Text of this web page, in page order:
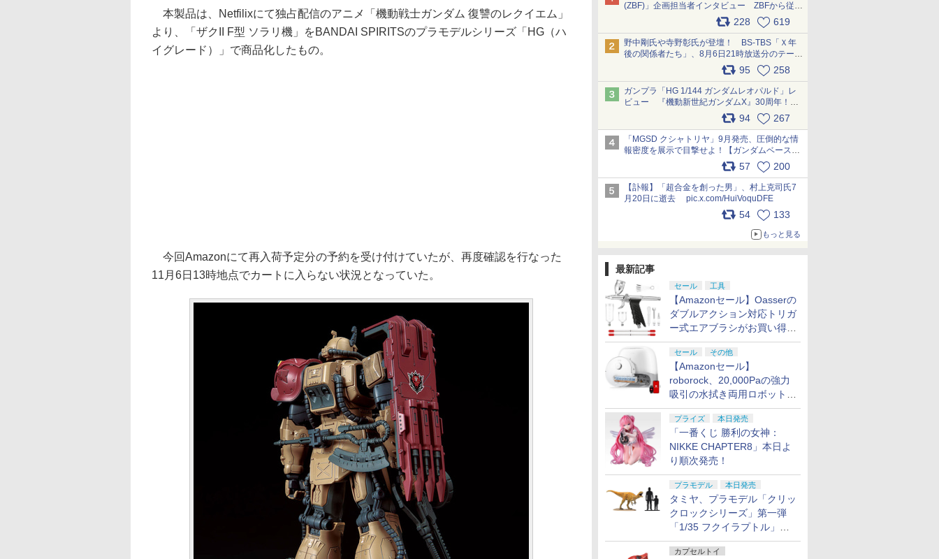
(ZBF)」企画担当者インタビュー ZBFから従来
デザインまで再現可能なボリューム満点のキッ
ト pic.x.com/6zOqQAQKkX
228 619
野中剛氏や寺野彰氏が登壇！ BS-TBS「Ｘ年
後の関係者たち」、8月6日21時放送分のテーマ
は「超合金」！ pic.x.com/uWyt1uyuFm
95 258
ガンプラ「HG 1/144 ガンダムレオパルド」レ
ビュー 『機動新世紀ガンダムX』30周年！イ
ンナーアームガトリングの変形機構まで再現し
最新フォーマットでキット化！
pic.x.com/nszPIDTpbg
94 267
「MGSD クシャトリヤ」9月発売、圧倒的な情
報密度を展示で目撃せよ！【ガンダムベース撮
り下ろし】 pic.x.com/3rPjsfk7qZ
57 200
【訃報】「超合金を創った男」、村上克司氏7
月20日に逝去 pic.x.com/HuiVoquDFE
54 133
もっと見る
最新記事
セール 工具
【Amazonセール】Oasserの
ダブルアクション対応トリガ
ー式エアブラシがお買い得価
格で登場！
セール その他
【Amazonセール】
roborock、20,000Paの強力
吸引の水拭き両用ロボット掃
除機「Qrevo Curv 2 Flow」
がお買い得！
プライズ 本日発売
「一番くじ 勝利の女神：
NIKKE CHAPTER8」本日よ
り順次発売！
プラモデル 本日発売
タミヤ、プラモデル「クリッ
クロックシリーズ」第一弾
「1/35 フクイラプトル」本
日発売！
カプセルトイ
本製品は、Netfilixにて独占配信のアニメ「機動戦士ガンダム 復讐のレクイエム」
より、「ザクII F型 ソラリ機」をBANDAI SPIRITSのプラモデルシリーズ「HG（ハ
イグレード）」で商品化したもの。
今回Amazonにて再入荷予定分の予約を受け付けていたが、再度確認を行なった
11月6日13時地点でカートに入らない状況となっていた。